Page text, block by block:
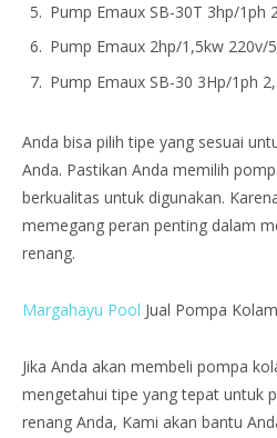
Pump Emaux SB-30T 3hp/1ph
Pump Emaux 2hp/1,5kw 220v/
Pump Emaux SB-30 3Hp/1ph
Anda bisa pilih tipe yang sesuai
Anda. Pastikan Anda memilih
berkualitas untuk digunakan.
memegang peran penting dalam
renang.
Margahayu Pool Jual Pompa
Jika Anda akan membeli pompa
mengetahui tipe yang tepat untuk
renang Anda, Kami akan bantu